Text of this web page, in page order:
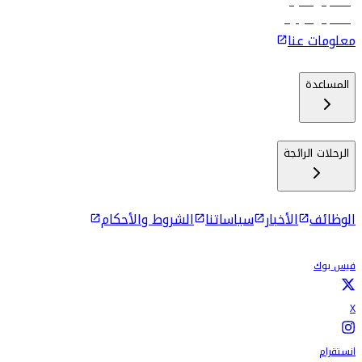
رحلات إلى كولومبو
معلومات عنا
المساعدة
الرحلات الرائجة
الوظائف الأخبار سياساتنا الشروط والأحكام
فيس بوك
X
انستقرام